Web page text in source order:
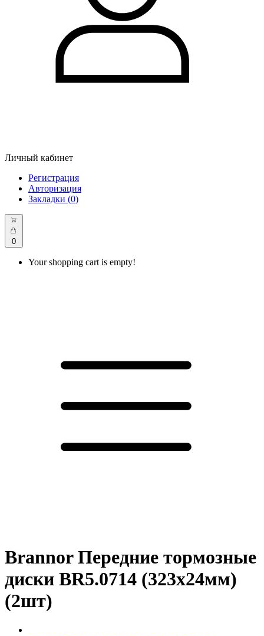
Личный кабинет
Регистрация
Авторизация
Закладки (0)
0
Your shopping cart is empty!
Brannor Передние тормозные
диски BR5.0714 (323x24мм)
(2шт)